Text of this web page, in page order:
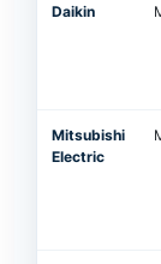
Daikin
Mitsubishi
Electric